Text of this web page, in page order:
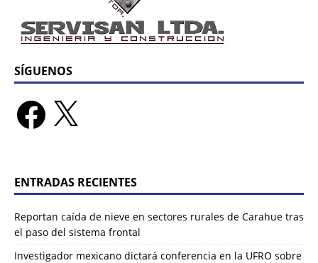
SÍGUENOS
ENTRADAS RECIENTES
Reportan caída de nieve en sectores rurales de Carahue tras
el paso del sistema frontal
Investigador mexicano dictará conferencia en la UFRO sobre